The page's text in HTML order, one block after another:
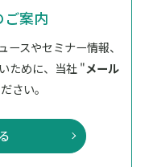
ご案内
スやセミナー情報、
ために、 当社 "メール
さい。